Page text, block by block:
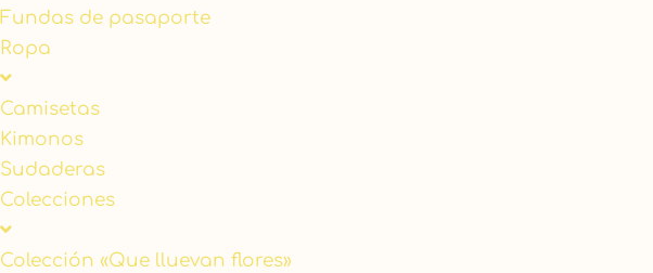
Fundas de pasaporte
Ropa
Camisetas
Kimonos
Sudaderas
Colecciones
Colección «Que lluevan flores»